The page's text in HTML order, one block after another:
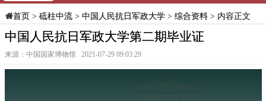
首页> 砥柱中流> 中国人民抗日军政大学> 综合资料> 内容正文
中国人民抗日军政大学第二期毕业证
来源：中国国家博物馆 2021-07-29 09:03:29